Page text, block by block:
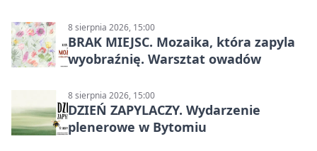
8 sierpnia 2026, 15:00
BRAK MIEJSC. Mozaika, która zapyla
wyobraźnię. Warsztat owadów
8 sierpnia 2026, 15:00
DZIEŃ ZAPYLACZY. Wydarzenie
plenerowe w Bytomiu